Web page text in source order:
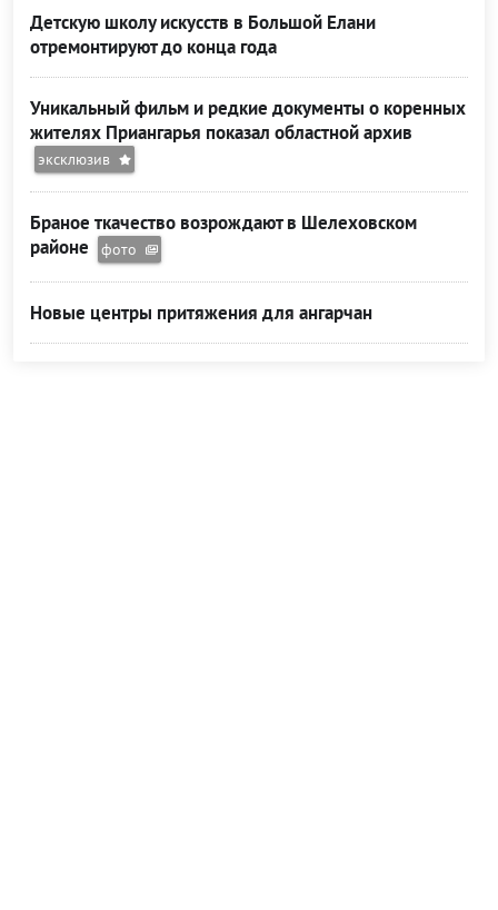
Детскую школу искусств в Большой Елани
отремонтируют до конца года
Уникальный фильм и редкие документы о коренных
жителях Приангарья показал областной архив
эксклюзив
Браное ткачество возрождают в Шелеховском
районе
фото
Новые центры притяжения для ангарчан